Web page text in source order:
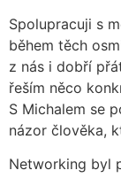
Spolupracuji s
během těch
z nás i dobří
řeším něco
S Michalem se
názor člověka,
Networking byl